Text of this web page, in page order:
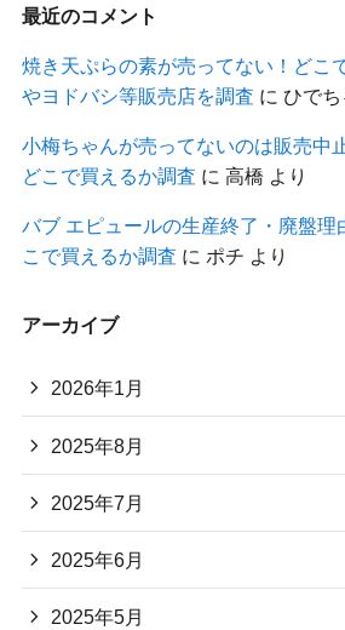
最近のコメント
焼き天ぷらの素が売ってない！どこ
やヨドバシ等販売店を調査 に ひでち
小梅ちゃんが売ってないのは販売中
どこで買えるか調査 に 高橋 より
バブ エピュールの生産終了・廃盤理
こで買えるか調査 に ポチ より
アーカイブ
2026年1月
2025年8月
2025年7月
2025年6月
2025年5月